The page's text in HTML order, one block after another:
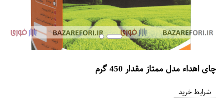
چای اهداء مدل ممتاز مقدار 450 گرم
شرایط خرید